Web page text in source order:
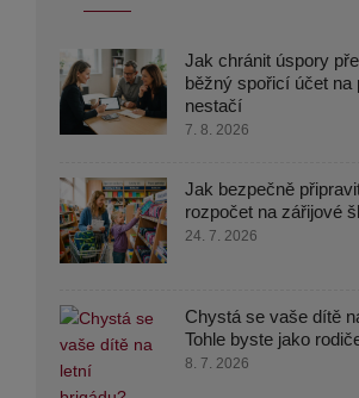
Jak chránit úspory
běžný spořicí účet na
nestačí
7. 8. 2026
Jak bezpečně
rozpočet na zářijové
24. 7. 2026
Chystá se vaše dítě
Tohle byste jako
8. 7. 2026